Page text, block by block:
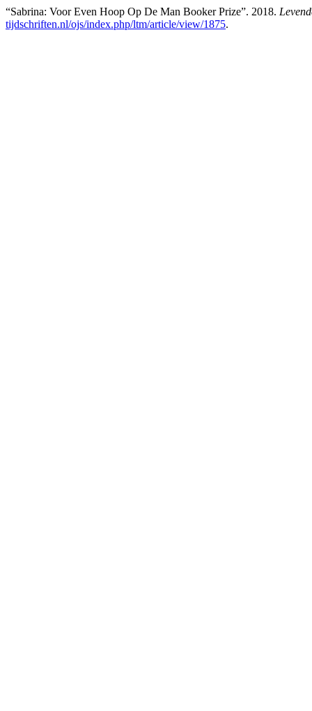
“Sabrina: Voor Even Hoop Op De Man Booker Prize”. 2018.
tijdschriften.nl/ojs/index.php/ltm/article/view/1875.